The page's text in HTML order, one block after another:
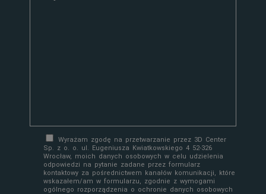
Wyrażam zgodę na przetwarzanie przez 3D Center
Sp. z o. o. ul. Eugeniusza Kwiatkowskiego 4 52-326
Wrocław, moich danych osobowych w celu udzielenia
odpowiedzi na pytanie zadane przez formularz
kontaktowy za pośrednictwem kanałów komunikacji, które
wskazałem/am w formularzu, zgodnie z wymogami
ogólnego rozporządzenia o ochronie danych osobowych